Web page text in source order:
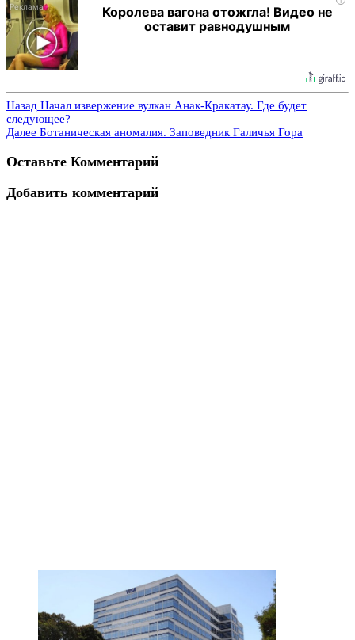
Королева вагона отожгла! Видео не
оставит равнодушным
Назад Начал извержение вулкан Анак-Кракатау. Где будет
следующее?
Далее Ботаническая аномалия. Заповедник Галичья Гора
Оставьте Комментарий
Добавить комментарий